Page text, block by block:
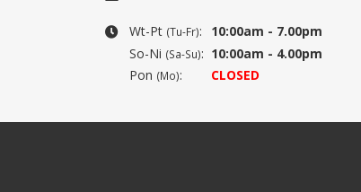
Wt-Pt (Tu-Fr):
10:00am - 7.00pm
So-Ni (Sa-Su): 10:00am - 4.00pm
Pon (Mo): CLOSED